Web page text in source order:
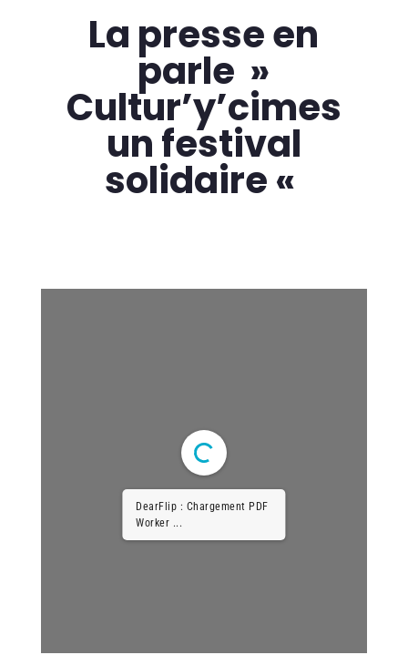
La presse en
parle »
Cultur’y’cimes
un festival
solidaire «
DearFlip : Chargement PDF
Worker ...